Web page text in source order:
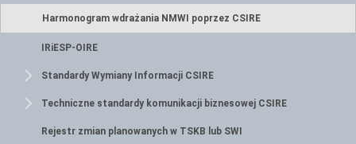
Harmonogram wdrażania NMWI poprzez CSIRE
IRiESP-OIRE
Standardy Wymiany Informacji CSIRE
Techniczne standardy komunikacji biznesowej CSIRE
Rejestr zmian planowanych w TSKB lub SWI